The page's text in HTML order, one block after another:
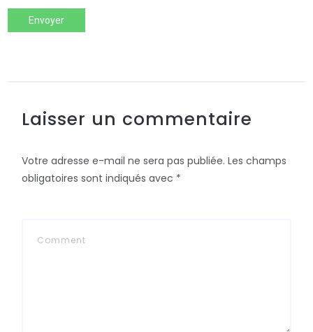
Envoyer
Laisser un commentaire
Votre adresse e-mail ne sera pas publiée. Les champs
obligatoires sont indiqués avec *